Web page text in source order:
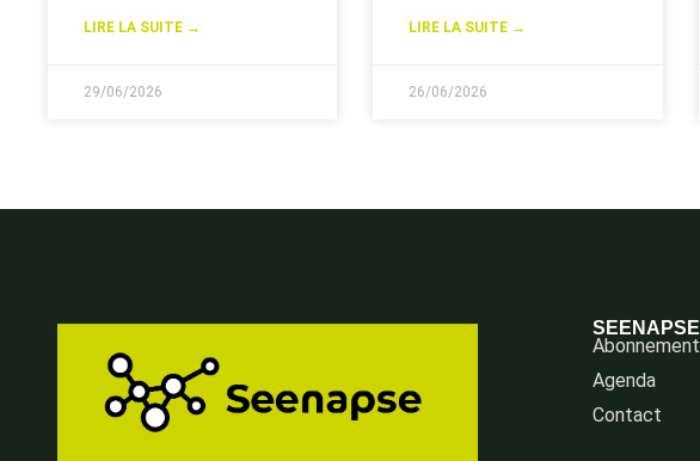
LIRE LA SUITE →
29/06/2026
LIRE LA SUITE →
26/06/2026
SEENAPSE
Abonnement
Agenda
Contact